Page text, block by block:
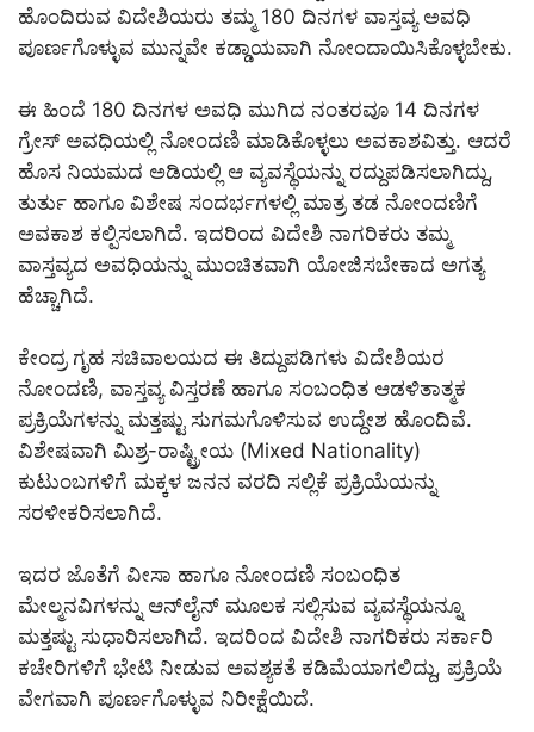
ಹೊಂದಿರುವ ವಿದೇಶಿಯರು ತಮ್ಮ 180 ದಿನಗಳ ವಾಸ್ತವ್ಯ ಅವಧಿ
ಪೂರ್ಣಗೊಳ್ಳುವ ಮುನ್ನವೇ ಕಡ್ಡಾಯವಾಗಿ ನೋಂದಾಯಿಸಿಕೊಳ್ಳಬೇಕು.
ಈ ಹಿಂದೆ 180 ದಿನಗಳ ಅವಧಿ ಮುಗಿದ ನಂತರವೂ 14 ದಿನಗಳ
ಗ್ರೇಸ್ ಅವಧಿಯಲ್ಲಿ ನೋಂದಣಿ ಮಾಡಿಕೊಳ್ಳಲು ಅವಕಾಶವಿತ್ತು. ಆದರೆ
ಹೊಸ ನಿಯಮದ ಅಡಿಯಲ್ಲಿ ಆ ವ್ಯವಸ್ಥೆಯನ್ನು ರದ್ದುಪಡಿಸಲಾಗಿದ್ದು,
ತುರ್ತು ಹಾಗೂ ವಿಶೇಷ ಸಂದರ್ಭಗಳಲ್ಲಿ ಮಾತ್ರ ತಡ ನೋಂದಣಿಗೆ
ಅವಕಾಶ ಕಲ್ಪಿಸಲಾಗಿದೆ. ಇದರಿಂದ ವಿದೇಶಿ ನಾಗರಿಕರು ತಮ್ಮ
ವಾಸ್ತವ್ಯದ ಅವಧಿಯನ್ನು ಮುಂಚಿತವಾಗಿ ಯೋಜಿಸಬೇಕಾದ ಅಗತ್ಯ
ಹೆಚ್ಚಾಗಿದೆ.
ಕೇಂದ್ರ ಗೃಹ ಸಚಿವಾಲಯದ ಈ ತಿದ್ದುಪಡಿಗಳು ವಿದೇಶಿಯರ
ನೋಂದಣಿ, ವಾಸ್ತವ್ಯ ವಿಸ್ತರಣೆ ಹಾಗೂ ಸಂಬಂಧಿತ ಆಡಳಿತಾತ್ಮಕ
ಪ್ರಕ್ರಿಯೆಗಳನ್ನು ಮತ್ತಷ್ಟು ಸುಗಮಗೊಳಿಸುವ ಉದ್ದೇಶ ಹೊಂದಿವೆ.
ವಿಶೇಷವಾಗಿ ಮಿಶ್ರ-ರಾಷ್ಟ್ರೀಯ (Mixed Nationality)
ಕುಟುಂಬಗಳಿಗೆ ಮಕ್ಕಳ ಜನನ ವರದಿ ಸಲ್ಲಿಕೆ ಪ್ರಕ್ರಿಯೆಯನ್ನು
ಸರಳೀಕರಿಸಲಾಗಿದೆ.
ಇದರ ಜೊತೆಗೆ ವೀಸಾ ಹಾಗೂ ನೋಂದಣಿ ಸಂಬಂಧಿತ
ಮೇಲ್ಮನವಿಗಳನ್ನು ಆನ್‌ಲೈನ್ ಮೂಲಕ ಸಲ್ಲಿಸುವ ವ್ಯವಸ್ಥೆಯನ್ನೂ
ಮತ್ತಷ್ಟು ಸುಧಾರಿಸಲಾಗಿದೆ. ಇದರಿಂದ ವಿದೇಶಿ ನಾಗರಿಕರು ಸರ್ಕಾರಿ
ಕಚೇರಿಗಳಿಗೆ ಭೇಟಿ ನೀಡುವ ಅವಶ್ಯಕತೆ ಕಡಿಮೆಯಾಗಲಿದ್ದು, ಪ್ರಕ್ರಿಯೆ
ವೇಗವಾಗಿ ಪೂರ್ಣಗೊಳ್ಳುವ ನಿರೀಕ್ಷೆಯಿದೆ.